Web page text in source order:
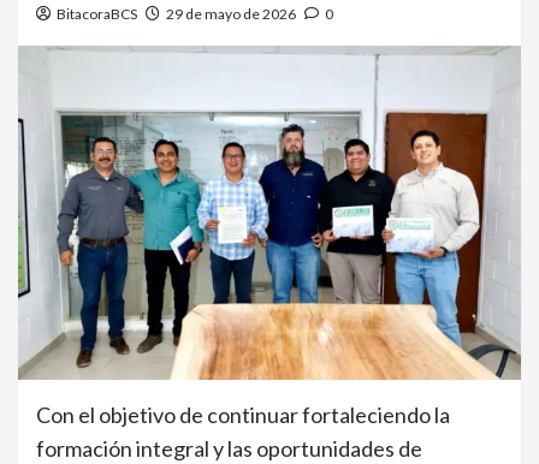
BitacoraBCS 29 de mayo de 2026 0
Con el objetivo de continuar fortaleciendo la
formación integral y las oportunidades de